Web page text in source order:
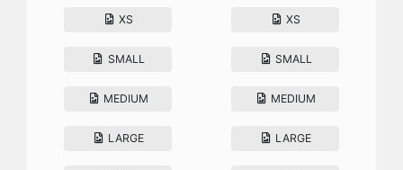
XS
SMALL
MEDIUM
LARGE
XS
SMALL
MEDIUM
LARGE